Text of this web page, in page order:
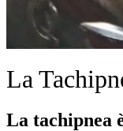
La
La tachipnea